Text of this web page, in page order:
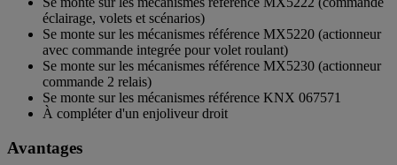
éclairage, volets et scénarios)
Se monte sur les mécanismes référence MX5220 (actionneur
avec commande integrée pour volet roulant)
Se monte sur les mécanismes référence MX5230 (actionneur
commande 2 relais)
Se monte sur les mécanismes référence KNX 067571
À compléter d'un enjoliveur droit
Avantages